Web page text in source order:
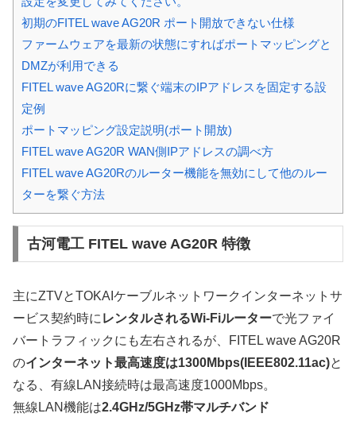
初期のFITEL wave AG20R ポート開放できない仕様
ファームウェアを最新の状態にすればポートマッピングと
DMZが利用できる
FITEL wave AG20Rに繋ぐ端末のIPアドレスを固定する設
定例
ポートマッピング設定説明(ポート開放)
FITEL wave AG20R WAN側IPアドレスの調べ方
FITEL wave AG20Rのルーター機能を無効にして他のルー
ターを繋ぐ方法
古河電工 FITEL wave AG20R 特徴
主にZTVとTOKAIケーブルネットワークインターネットサ
ービス契約時に レンタルされるWi-Fiルーターで光ファイ
バートラフィックにも左右されるが、FITEL wave AG20R
のインターネット最高速度は1300Mbps(IEEE802.11ac)と
なる、有線LAN接続時は最高速度1000Mbps。
無線LAN機能は2.4GHz/5GHz帯マルチバンド